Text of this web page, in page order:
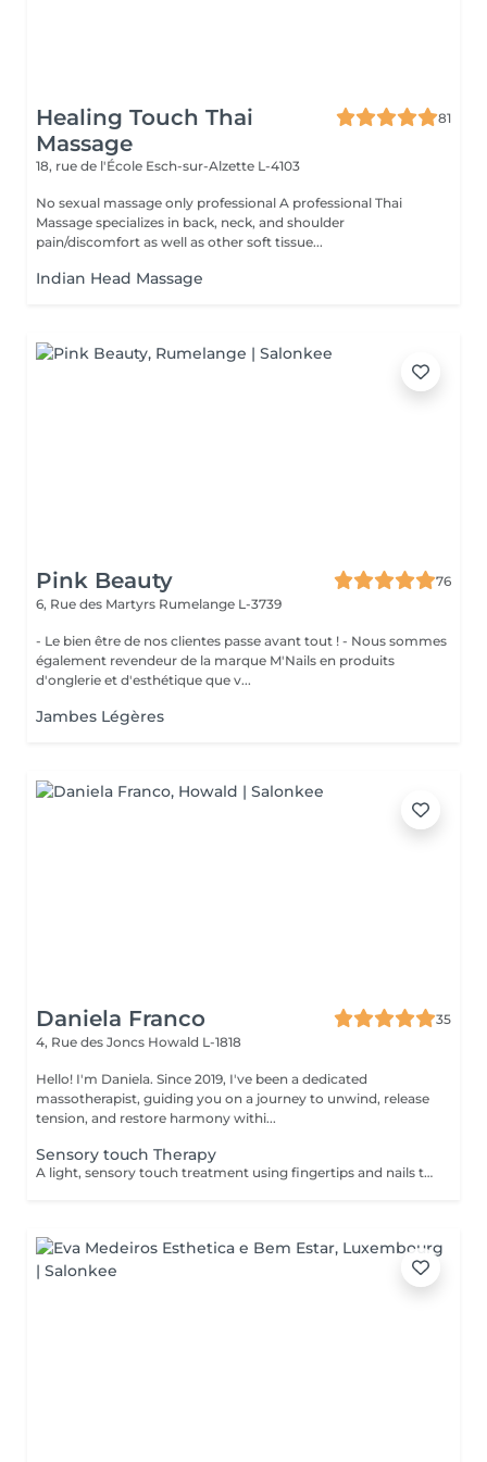
Healing Touch Thai
Massage
81
18, rue de l'École Esch-sur-Alzette L-4103
No sexual massage only professional A professional Thai
Massage specializes in back, neck, and shoulder
pain/discomfort as well as other soft tissue...
Indian Head Massage
Pink Beauty
76
6, Rue des Martyrs Rumelange L-3739
- Le bien être de nos clientes passe avant tout ! - Nous sommes
également revendeur de la marque M'Nails en produits
d'onglerie et d'esthétique que v...
Jambes Légères
Daniela Franco
35
4, Rue des Joncs Howald L-1818
Hello! I'm Daniela. Since 2019, I've been a dedicated
massotherapist, guiding you on a journey to unwind, release
tension, and restore harmony withi...
Sensory touch Therapy
A light, sensory touch treatment using fingertips and nails to promote deep relaxation, stress relief and overall well-being. This soothing touch complements conventional massage by gently stimulating the nervous system and enhancing calmness. 1 zone you can chose: Head Back Arms 3 zones is Head Back Arms.